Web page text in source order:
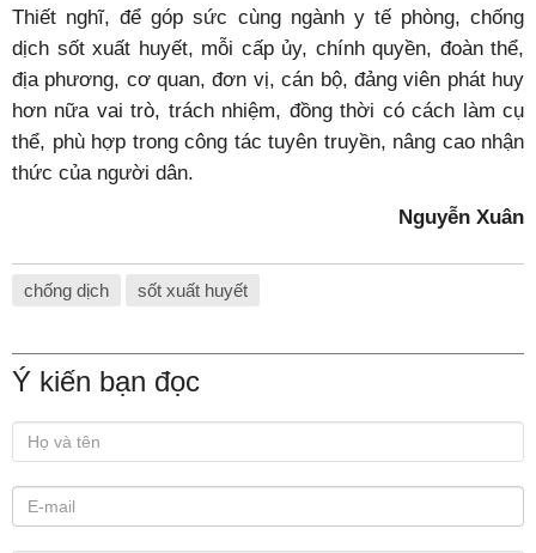
Thiết nghĩ, để góp sức cùng ngành y tế phòng, chống
dịch sốt xuất huyết, mỗi cấp ủy, chính quyền, đoàn thể,
địa phương, cơ quan, đơn vị, cán bộ, đảng viên phát huy
hơn nữa vai trò, trách nhiệm, đồng thời có cách làm cụ
thể, phù hợp trong công tác tuyên truyền, nâng cao nhận
thức của người dân.
Nguyễn Xuân
chống dịch sốt xuất huyết
Ý kiến bạn đọc